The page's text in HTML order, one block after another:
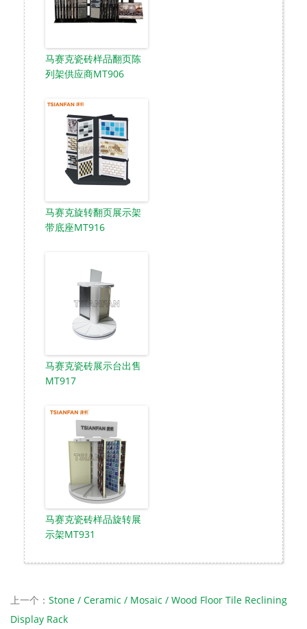
马赛克瓷砖样品翻页陈
列架供应商MT906
马赛克旋转翻页展示架
带底座MT916
马赛克瓷砖展示台出售
MT917
马赛克瓷砖样品旋转展
示架MT931
上一个： Stone / Ceramic / Mosaic / Wood Floor Tile Reclining
Display Rack